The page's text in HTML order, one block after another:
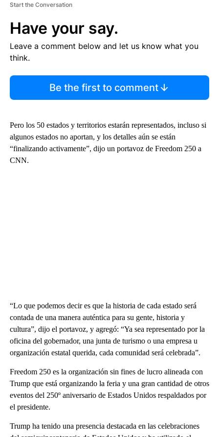
Start the Conversation
Have your say.
Leave a comment below and let us know what you
think.
Be the first to comment
Pero los 50 estados y territorios estarán representados, incluso si
algunos estados no aportan, y los detalles aún se están
“finalizando activamente”, dijo un portavoz de Freedom 250 a
CNN.
“Lo que podemos decir es que la historia de cada estado será
contada de una manera auténtica para su gente, historia y
cultura”, dijo el portavoz, y agregó: “Ya sea representado por la
oficina del gobernador, una junta de turismo o una empresa u
organización estatal querida, cada comunidad será celebrada”.
Freedom 250 es la organización sin fines de lucro alineada con
Trump que está organizando la feria y una gran cantidad de otros
eventos del 250º aniversario de Estados Unidos respaldados por
el presidente.
Trump ha tenido una presencia destacada en las celebraciones